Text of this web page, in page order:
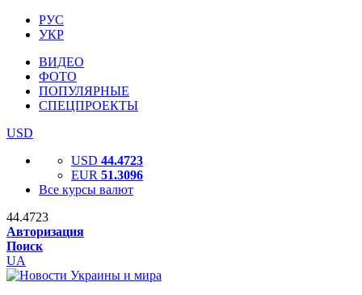
РУС
УКР
ВИДЕО
ФОТО
ПОПУЛЯРНЫЕ
СПЕЦПРОЕКТЫ
USD
USD 44.4723
EUR 51.3096
Все курсы валют
44.4723
Авторизация
Поиск
UA